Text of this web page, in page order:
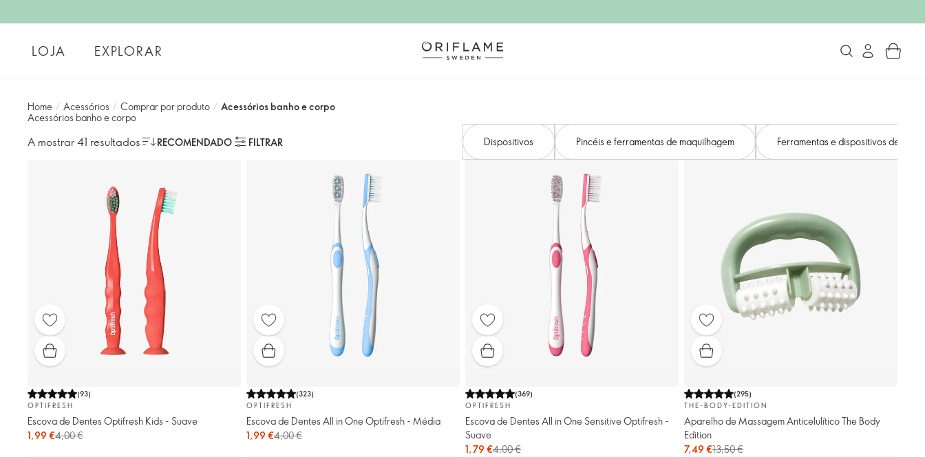
LOJA EXPLORAR
Home / Acessórios / Comprar por produto / Acessórios banho e corpo
Acessórios banho e corpo
A mostrar 41 resultados RECOMENDADO FILTRAR Dispositivos Pincéis e ferramentas de maquilhagem Ferramentas e dispositivos de
(93)
OPTIFRESH
Escova de Dentes Optifresh Kids - Suave
1,99 €4,00 €
(323)
OPTIFRESH
Escova de Dentes All in One Optifresh - Média
1,99 €4,00 €
(369)
OPTIFRESH
Escova de Dentes All in One Sensitive Optifresh -
Suave
1,79 €4,00 €
(295)
THE-BODY-EDITION
Aparelho de Massagem Anticelulítico The Body
Edition
7,49 €13,50 €